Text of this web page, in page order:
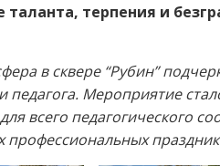
таланта, терпения и
в сквере “Рубин”
педагога. Мероприятие
всего педагогического
профессиональных